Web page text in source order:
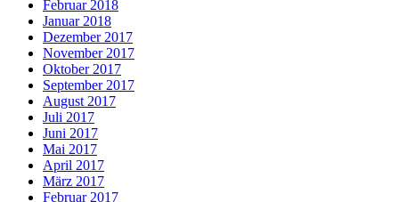
Februar 2018
Januar 2018
Dezember 2017
November 2017
Oktober 2017
September 2017
August 2017
Juli 2017
Juni 2017
Mai 2017
April 2017
März 2017
Februar 2017